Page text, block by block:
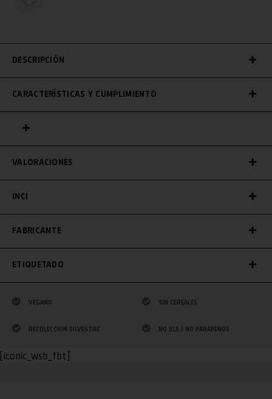
DESCRIPCIÓN
CARACTERÍSTICAS Y CUMPLIMIENTO
VALORACIONES
INCI
FABRICANTE
ETIQUETADO
VEGANO SIN CEREALES
RECOLECCION SILVESTRE NO SLS / NO PARABENOS
[iconic_wsb_fbt]